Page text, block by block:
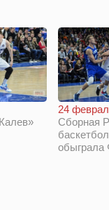
24
Сборная
обыграла